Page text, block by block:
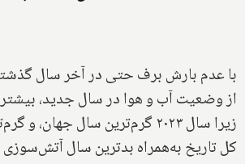
با عدم بارش برف حتی در آخر سال
از وضعیت آب و هوا در سال جدید،
زیرا سال ۲۰۲۳ گرم‌ترین سال
کل تاریخ به‌همراه بدترین سال